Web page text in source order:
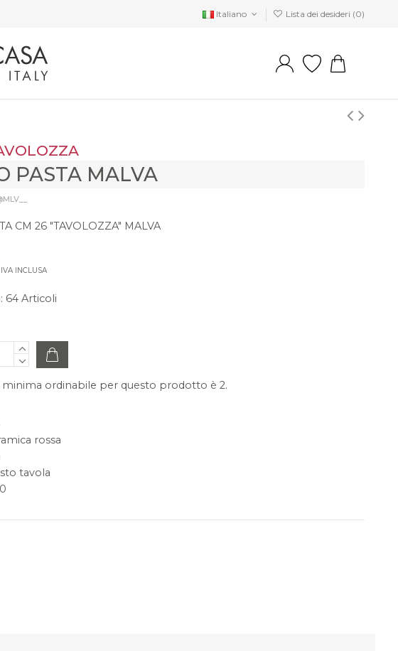
Italiano Lista dei desideri (0)
PASTA MALVA
CM 26 "TAVOLOZZA" MALVA
IVA INCLUSA
: 64 Articoli
minima ordinabile per questo prodotto è 2.
rossa
tavola